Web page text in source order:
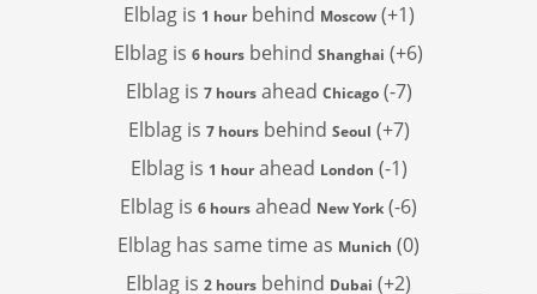
Elblag is 1 hourbehind Moscow(+1)
Elblag is 6 hours behind Shanghai (+6)
Elblag is 7 hoursahead Chicago(-7)
Elblag is 7 hoursbehind Seoul (+7)
Elblag is 1 hourahead London (-1)
Elblag is 6 hours ahead New York (-6)
Elblag has same time as Munich (0)
Elblag is 2 hours behind Dubai (+2)